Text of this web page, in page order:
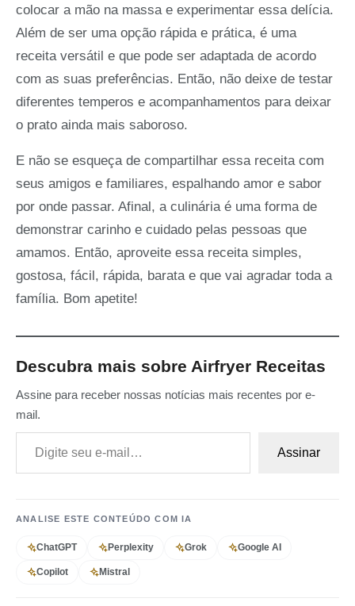
colocar a mão na massa e experimentar essa delícia.
Além de ser uma opção rápida e prática, é uma
receita versátil e que pode ser adaptada de acordo
com as suas preferências. Então, não deixe de testar
diferentes temperos e acompanhamentos para deixar
o prato ainda mais saboroso.
E não se esqueça de compartilhar essa receita com
seus amigos e familiares, espalhando amor e sabor
por onde passar. Afinal, a culinária é uma forma de
demonstrar carinho e cuidado pelas pessoas que
amamos. Então, aproveite essa receita simples,
gostosa, fácil, rápida, barata e que vai agradar toda a
família. Bom apetite!
Descubra mais sobre Airfryer Receitas
Assine para receber nossas notícias mais recentes por e-
mail.
Digite seu e-mail…
Assinar
ANALISE ESTE CONTEÚDO COM IA
ChatGPT Perplexity Grok Google AI
Copilot Mistral